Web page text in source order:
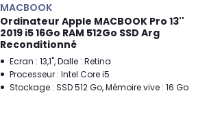
MACBOOK
Ordinateur Apple MACBOOK Pro 13''
2019 i5 16Go RAM 512Go SSD Arg
Reconditionné
Ecran : 13,1", Dalle : Retina
Processeur : Intel Core i5
Stockage : SSD 512 Go, Mémoire vive : 16 Go